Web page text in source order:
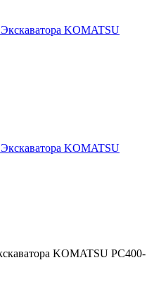
KOMATSU PC400-